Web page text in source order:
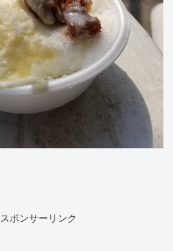
スポンサーリンク